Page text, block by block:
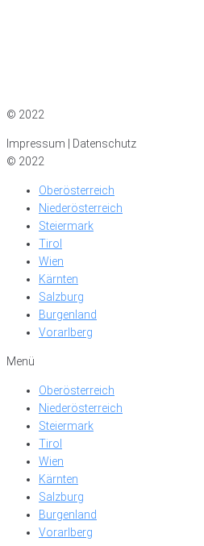
© 2022
Impressum | Datenschutz
© 2022
Oberösterreich
Niederösterreich
Steiermark
Tirol
Wien
Kärnten
Salzburg
Burgenland
Vorarlberg
Menü
Oberösterreich
Niederösterreich
Steiermark
Tirol
Wien
Kärnten
Salzburg
Burgenland
Vorarlberg